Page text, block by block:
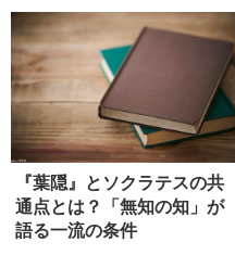
『葉隠』とソクラテスの共
通点とは？「無知の知」が
語る一流の条件